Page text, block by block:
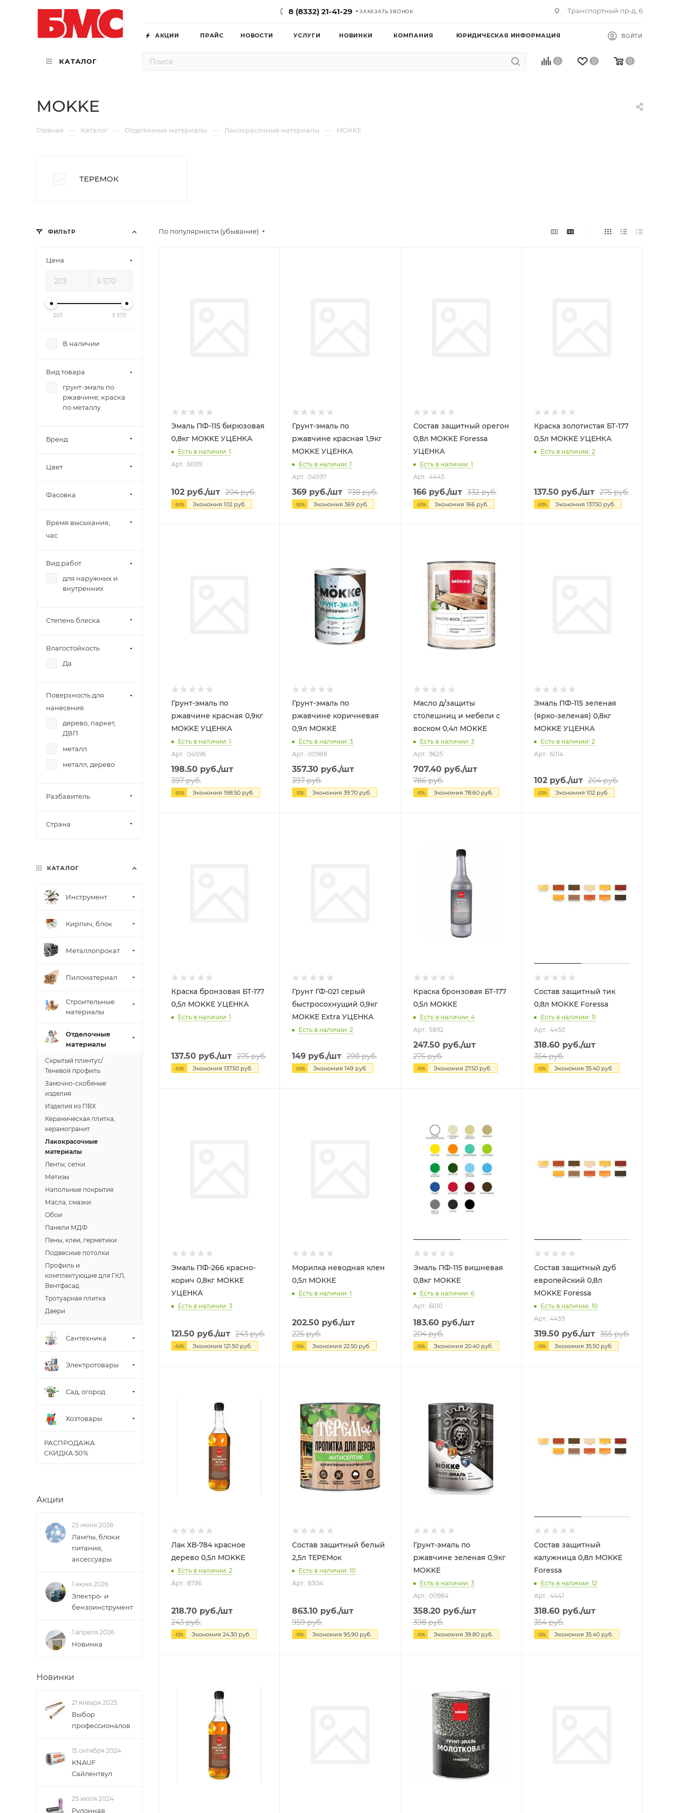
8 (8332) 21-41-29 ЗАКАЗАТЬ ЗВОНОК Транспортный пр-д, 6
АКЦИИ ПРАЙС НОВОСТИ УСЛУГИ НОВИНКИ КОМПАНИЯ ЮРИДИЧЕСКАЯ ИНФОРМАЦИЯ ВОЙТИ
КАТАЛОГ 0 0 0
MOKKE
Главная — Каталог — Отделочные материалы — Лакокрасочные материалы — MOKKE
ТЕРЕМОК
По популярности (убывание)
Эмаль ПФ-115 бирюзовая
0,8кг MOKKE УЦЕНКА
Есть в наличии: 1
Арт.: 6009
102 руб./шт 204руб.
-50% Экономия 102 руб.
Грунт-эмаль по
ржавчине красная 1,9кг
MOKKE УЦЕНКА
Есть в наличии: 1
Арт.: 04597
369 руб./шт 738руб.
-50% Экономия369 руб.
Состав защитный орегон
0,8л MOKKE Foressa
УЦЕНКА
Есть в наличии: 1
Арт.: 4445
166руб./шт 332руб.
-50% Экономия 166руб.
Краска золотистая БТ-177
0,5л MOKKE УЦЕНКА
Есть в наличии: 2
137.50руб./шт 275руб.
-50% Экономия 137.50руб.
Грунт-эмаль по
ржавчине красная 0,9кг
MOKKE УЦЕНКА
Есть в наличии: 1
Арт.: 04596
198.50 руб./шт
397руб.
-50% Экономия 198.50 руб.
Грунт-эмаль по
ржавчине коричневая
0,9л MOKKE
Есть в наличии: 3
Арт.: 00988
357.30 руб./шт
397руб.
-10% Экономия39.70 руб.
Масло д/защиты
столешниц и мебели с
воском 0,4л MOKKE
Есть в наличии: 3
Арт.: 9625
707.40руб./шт
786руб.
-10% Экономия 78.60руб.
Эмаль ПФ-115 зеленая
(ярко-зеленая) 0,8кг
MOKKE УЦЕНКА
Есть в наличии: 2
Арт.: 6014
102руб./шт 204руб.
-50% Экономия 102руб.
Краска бронзовая БТ-177
0,5л MOKKE УЦЕНКА
Есть в наличии: 1
137.50 руб./шт 275руб.
-50% Экономия 137.50 руб.
Грунт ГФ-021 серый
быстросохнущий 0,9кг
MOKKE Extra УЦЕНКА
Есть в наличии: 2
149 руб./шт 298руб.
-50% Экономия149 руб.
Краска бронзовая БТ-177
0,5л MOKKE
Есть в наличии: 4
Арт.: 5892
247.50руб./шт
275руб.
-10% Экономия 27.50руб.
Состав защитный тик
0,8л MOKKE Foressa
Есть в наличии: 11
Арт.: 4450
318.60руб./шт
354руб.
-10% Экономия 35.40руб.
Эмаль ПФ-266 красно-
корич 0,8кг MOKKE
УЦЕНКА
Есть в наличии: 3
121.50 руб./шт 243руб.
-50% Экономия 121.50 руб.
Морилка неводная клен
0,5л МОККЕ
Есть в наличии: 1
202.50 руб./шт
225руб.
-10% Экономия22.50 руб.
Эмаль ПФ-115 вишневая
0,8кг MOKKE
Есть в наличии: 6
Арт.: 6010
183.60руб./шт
204руб.
-10% Экономия 20.40руб.
Состав защитный дуб
европейский 0,8л
MOKKE Foressa
Есть в наличии: 10
Арт.: 4439
319.50руб./шт 355руб.
-10% Экономия 35.50руб.
Лак ХВ-784 красное
дерево 0,5л MOKKE
Есть в наличии: 2
Арт.: 8736
218.70 руб./шт
243руб.
-10% Экономия 24.30 руб.
Состав защитный белый
2,5л ТЕРЕМок
Есть в наличии: 10
Арт.: 8304
863.10 руб./шт
959руб.
-10% Экономия95.90 руб.
Грунт-эмаль по
ржавчине зеленая 0,9кг
MOKKE
Есть в наличии: 3
Арт.: 00984
358.20руб./шт
398руб.
-10% Экономия 39.80руб.
Состав защитный
калужница 0,8л MOKKE
Foressa
Есть в наличии: 12
Арт.: 4441
318.60руб./шт
354руб.
-10% Экономия 35.40руб.
ФИЛЬТР
Цена
203 5 570
В наличии
Вид товара
грунт-эмаль по
ржавчине; краска
по металлу
Бренд
Цвет
Фасовка
Время высыхания,
час
Вид работ
для наружных и
внутренних
Степень блеска
Влагостойкость
Да
Поверхность для
нанесения
дерево, паркет,
ДВП
металл
металл, дерево
Разбавитель
Страна
КАТАЛОГ
Инструмент
Кирпич, блок
Металлопрокат
Пиломатериал
Строительные
материалы
Отделочные
материалы
Скрытый плинтус/
Теневой профиль
Замочно-скобяные
изделия
Изделия из ПВХ
Керамическая плитка,
керамогранит
Лакокрасочные
материалы
Ленты, сетки
Метизы
Напольные покрытия
Масла, смазки
Обои
Панели МДФ
Пены, клеи, герметики
Подвесные потолки
Профиль и
комплектующие для ГКЛ,
Вентфасад
Тротуарная плитка
Двери
Сантехника
Электротовары
Сад, огород
Хозтовары
РАСПРОДАЖА
СКИДКА 50%
Акции
25 июня 2026
Лампы, блоки
питания,
аксессуары
1 июня 2026
Электро- и
бензоинструмент
1 апреля 2026
Новинка
Новинки
21 января 2025
Выбор
профессионалов
15 октября 2024
KNAUF
Сайлентвул
25 июля 2024
Рулонная